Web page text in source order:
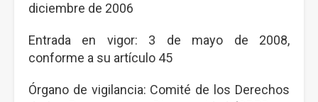
diciembre de 2006
Entrada en vigor: 3 de mayo de 2008,
conforme a su artículo 45
Órgano de vigilancia: Comité de los Derechos